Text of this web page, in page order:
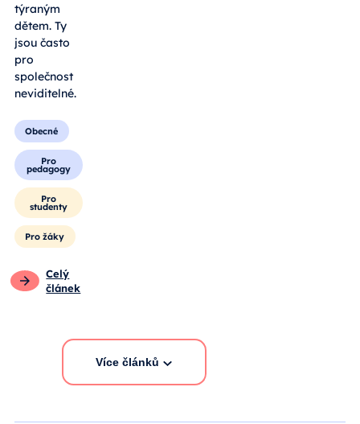
týraným
dětem. Ty
jsou často
pro
společnost
neviditelné.
Obecné
Pro
pedagogy
Pro
studenty
Pro žáky
Celý
článek
Více článků